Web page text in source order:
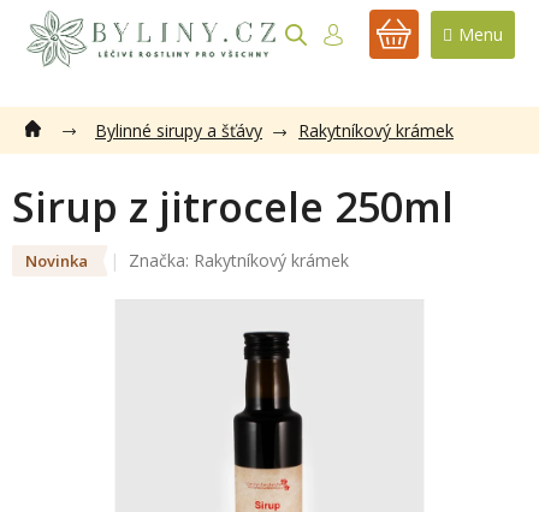
obsah
NÁKUPNÍ
Bylinné sirupy a šťávy Rakytníkový krámek
Sirup z jitrocele 250ml
Novinka Značka: Rakytníkový krámek